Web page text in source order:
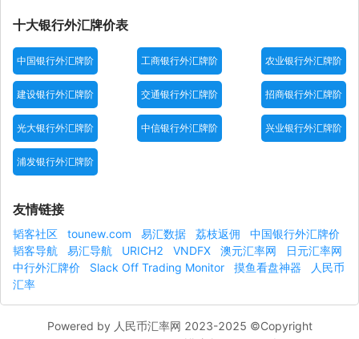
十大银行外汇牌价表
中国银行外汇牌阶 工商银行外汇牌阶 农业银行外汇牌阶
建设银行外汇牌阶 交通银行外汇牌阶 招商银行外汇牌阶
光大银行外汇牌阶 中信银行外汇牌阶 兴业银行外汇牌阶
浦发银行外汇牌阶
友情链接
韬客社区 tounew.com 易汇数据 荔枝返佣
中国银行外汇牌价
韬客导航
易汇导航 URICH2 VNDFX 澳元汇率网
日元汇率网
中行外汇牌价
Slack Off Trading Monitor 摸鱼看盘神器
人民币
汇率
Powered by 人民币汇率网 2023-2025 ©Copyright